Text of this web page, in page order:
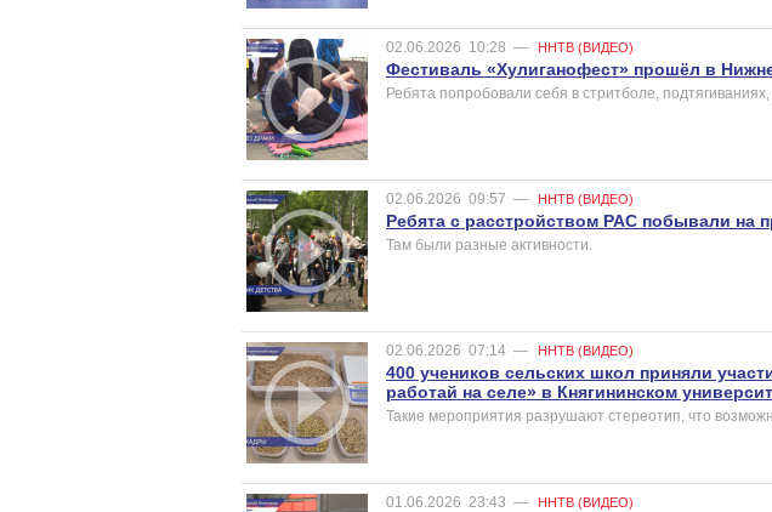
02.06.2026 10:28 — ННТВ (ВИДЕО)
Фестиваль «Хулиганофест» прошёл в
Ребята попробовали себя в стритболе,
02.06.2026 09:57 — ННТВ (ВИДЕО)
Ребята с расстройством РАС побывали на
Там были разные активности.
02.06.2026 07:14 — ННТВ (ВИДЕО)
400 учеников сельских школ приняли
работай на селе» в Княгининском
Такие мероприятия разрушают стереотип, что
01.06.2026 23:43 — ННТВ (ВИДЕО)